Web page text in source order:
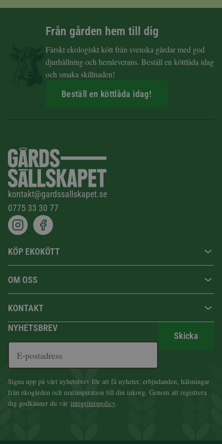
Från gården hem till dig
Färskt ekologiskt kött från svenska gårdar med god
djurhållning och hemleverans. Beställ en köttlåda idag
och smaka skillnaden!
Beställ en köttlåda idag!
kontakt@gardssallskapet.se
0775 33 30 77
KÖP EKOKÖTT
OM OSS
KONTAKT
NYHETSBREV
Skicka
Signa upp på vårt nyhetsbrev för att få nyheter, erbjudanden, hälsningar
från ekogården och matinspiration till din inkorg. Genom att registrera
dig godkänner du vår integritetspolicy.